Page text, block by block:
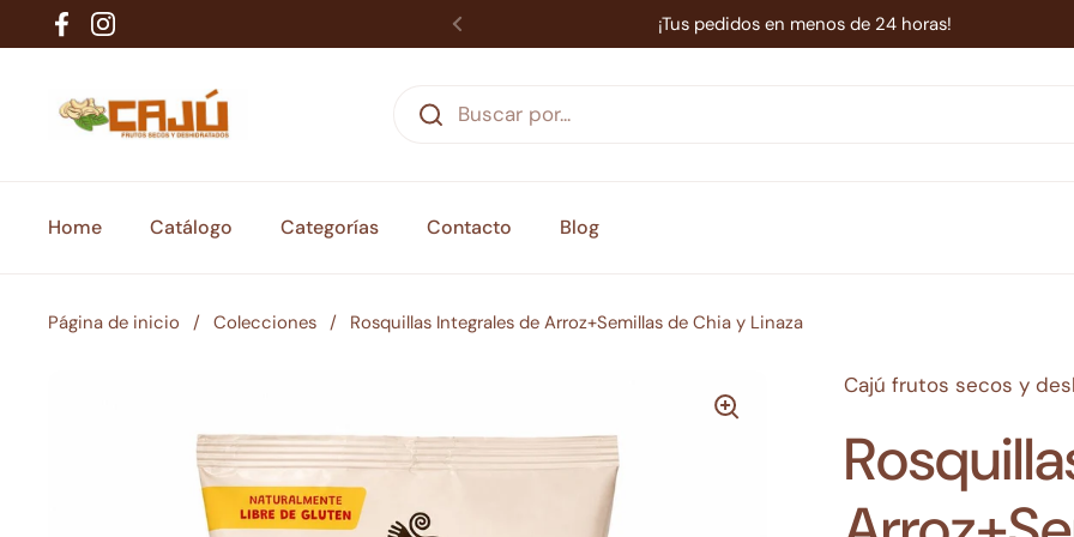
Ir al contenido
FacebookInstagram
¡Tus pedidos en menos de 24 horas!
Home Catálogo Categorías Contacto Blog
Página de inicio / Colecciones / Rosquillas Integrales de Arroz+Semillas de Chia y Linaza
Cajú frutos secos y